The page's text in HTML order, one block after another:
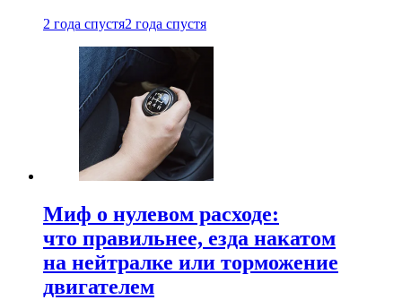
2 года спустя2 года спустя
Миф о нулевом расходе:
что правильнее, езда накатом
на нейтралке или торможение
двигателем